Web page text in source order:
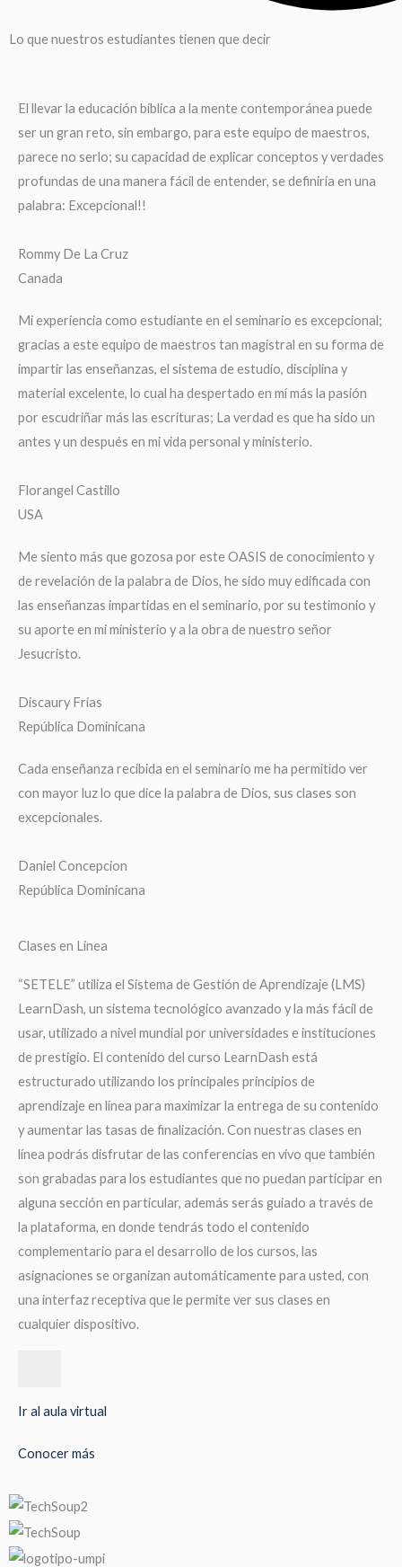
Lo que nuestros estudiantes tienen que decir
El llevar la educación bíblica a la mente contemporánea puede
ser un gran reto, sin embargo, para este equipo de maestros,
parece no serlo; su capacidad de explicar conceptos y verdades
profundas de una manera fácil de entender, se definiría en una
palabra: Excepcional!!
Rommy De La Cruz
Canada
Mi experiencia como estudiante en el seminario es excepcional;
gracias a este equipo de maestros tan magistral en su forma de
impartir las enseñanzas, el sistema de estudio, disciplina y
material excelente, lo cual ha despertado en mí más la pasión
por escudriñar más las escrituras; La verdad es que ha sido un
antes y un después en mi vida personal y ministerio.
Florangel Castillo
USA
Me siento más que gozosa por este OASIS de conocimiento y
de revelación de la palabra de Dios, he sido muy edificada con
las enseñanzas impartidas en el seminario, por su testimonio y
su aporte en mi ministerio y a la obra de nuestro señor
Jesucristo.
Discaury Frias
República Dominicana
Cada enseñanza recibida en el seminario me ha permitido ver
con mayor luz lo que dice la palabra de Dios, sus clases son
excepcionales.
Daniel Concepcion
República Dominicana
Clases en Linea
“SETELE” utiliza el Sistema de Gestión de Aprendizaje (LMS)
LearnDash, un sistema tecnológico avanzado y la más fácil de
usar, utilizado a nivel mundial por universidades e instituciones
de prestigio. El contenido del curso LearnDash está
estructurado utilizando los principales principios de
aprendizaje en línea para maximizar la entrega de su contenido
y aumentar las tasas de finalización. Con nuestras clases en
línea podrás disfrutar de las conferencias en vivo que también
son grabadas para los estudiantes que no puedan participar en
alguna sección en particular, además serás guiado a través de
la plataforma, en donde tendrás todo el contenido
complementario para el desarrollo de los cursos, las
asignaciones se organizan automáticamente para usted, con
una interfaz receptiva que le permite ver sus clases en
cualquier dispositivo.
Ir al aula virtual
Conocer más